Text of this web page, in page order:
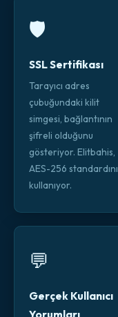
🛡️
SSL Sertifikası
Tarayıcı adres
çubuğundaki kilit
simgesi, bağlantının
şifreli olduğunu
gösteriyor. Elitbahis,
AES-256 standardını
kullanıyor.
💬
Gerçek Kullanıcı
Yorumları